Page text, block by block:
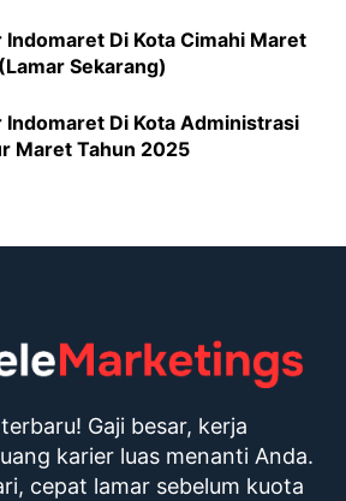
Indomaret Di Kota Cimahi Maret
Sekarang)
Indomaret Di Kota Administrasi
Maret Tahun 2025
Gaji besar, kerja
karier luas menanti Anda.
cepat lamar sebelum kuota